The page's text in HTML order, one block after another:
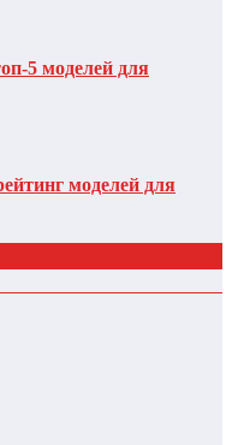
5 моделей для
моделей для